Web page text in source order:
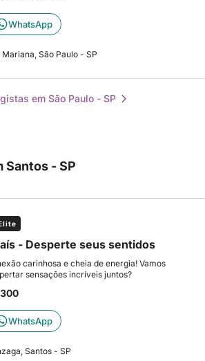
WhatsApp
Mariana, São Paulo - SP
em São Paulo - SP
Santos - SP
- Desperte seus sentidos
carinhosa e cheia de energia! Vamos
sensações incríveis juntos?
WhatsApp
Santos - SP